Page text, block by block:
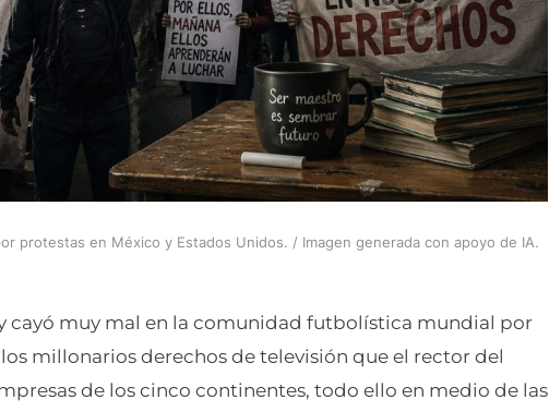
protestas en México y Estados Unidos. / Imagen generada con apoyo de IA.
cayó muy mal en la comunidad futbolística mundial por
millonarios derechos de televisión que el rector del
de los cinco continentes, todo ello en medio de las